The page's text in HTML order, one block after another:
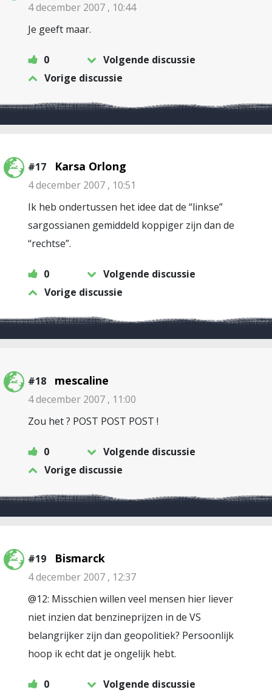
4 december 2007 , 10:44
Je geeft maar.
0
Volgende discussie
Vorige discussie
#17 Karsa Orlong
4 december 2007 , 10:51
Ik heb ondertussen het idee dat de “linkse”
sargossianen gemiddeld koppiger zijn dan de
“rechtse”.
0
Volgende discussie
Vorige discussie
#18 mescaline
4 december 2007 , 11:00
Zou het ? POST POST POST !
0
Volgende discussie
Vorige discussie
#19 Bismarck
4 december 2007 , 12:37
@12: Misschien willen veel mensen hier liever
niet inzien dat benzineprijzen in de VS
belangrijker zijn dan geopolitiek? Persoonlijk
hoop ik echt dat je ongelijk hebt.
0
Volgende discussie